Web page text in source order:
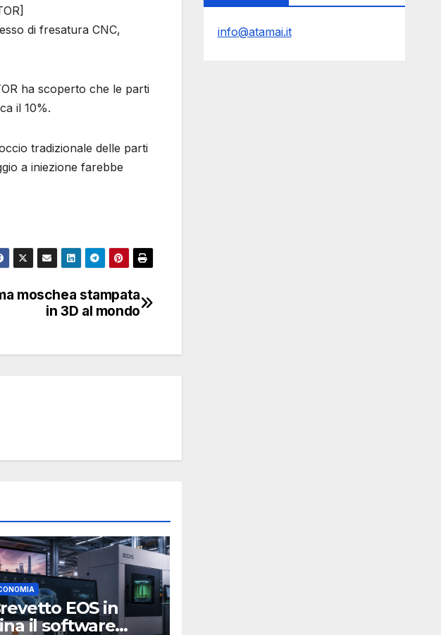
di fresatura CNC,
ha scoperto che le parti
il 10%.
tradizionale delle parti
a iniezione farebbe
moschea stampata
in 3D al mondo
EOS in
il software
info@atamai.it